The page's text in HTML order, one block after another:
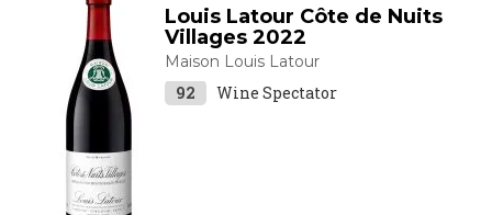
Louis Latour Côte de Nuits
Villages 2022
Maison Louis Latour
92 Wine Spectator